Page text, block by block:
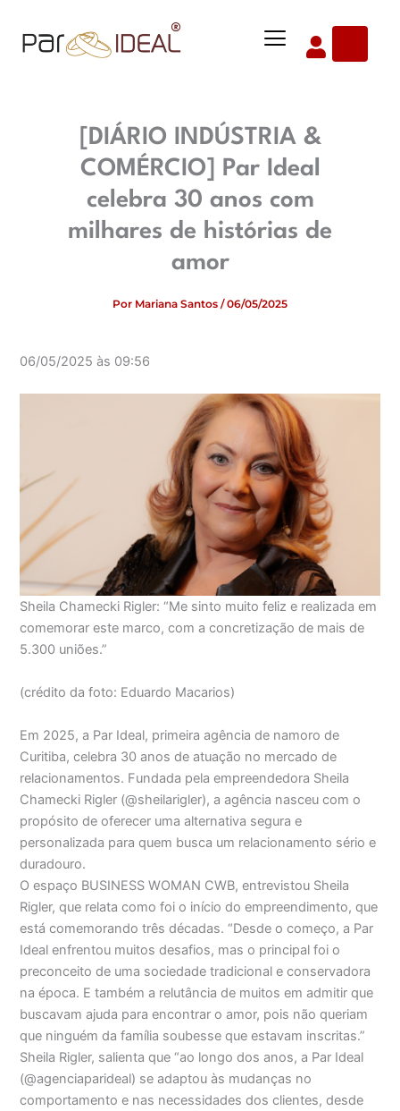
para
Menu
[DIÁRIO INDÚSTRIA &
COMÉRCIO] Par Ideal
celebra 30 anos com
milhares de histórias de
amor
Por Mariana Santos /06/05/2025
06/05/2025 às 09:56
Sheila Chamecki Rigler: “Me sinto muito feliz e realizada em
comemorar este marco, com a concretização de mais de
5.300 uniões.”
(crédito da foto: Eduardo Macarios)
Em 2025, a Par Ideal, primeira agência de namoro de
Curitiba, celebra 30 anos de atuação no mercado de
relacionamentos. Fundada pela empreendedora Sheila
Chamecki Rigler (@sheilarigler), a agência nasceu com o
propósito de oferecer uma alternativa segura e
personalizada para quem busca um relacionamento sério e
duradouro.
O espaço BUSINESS WOMAN CWB, entrevistou Sheila
Rigler, que relata como foi o início do empreendimento, que
está comemorando três décadas. “Desde o começo, a Par
Ideal enfrentou muitos desafios, mas o principal foi o
preconceito de uma sociedade tradicional e conservadora
na época. E também a relutância de muitos em admitir que
buscavam ajuda para encontrar o amor, pois não queriam
que ninguém da família soubesse que estavam inscritas.”
Sheila Rigler, salienta que “ao longo dos anos, a Par Ideal
(@agenciaparideal) se adaptou às mudanças no
comportamento e nas necessidades dos clientes, desde